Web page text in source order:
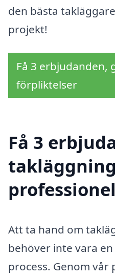
den bästa
projekt!
Få 3 erbjudanden,
förpliktelser
Få 3
Att ta hand om
behöver inte vara
process. Genom